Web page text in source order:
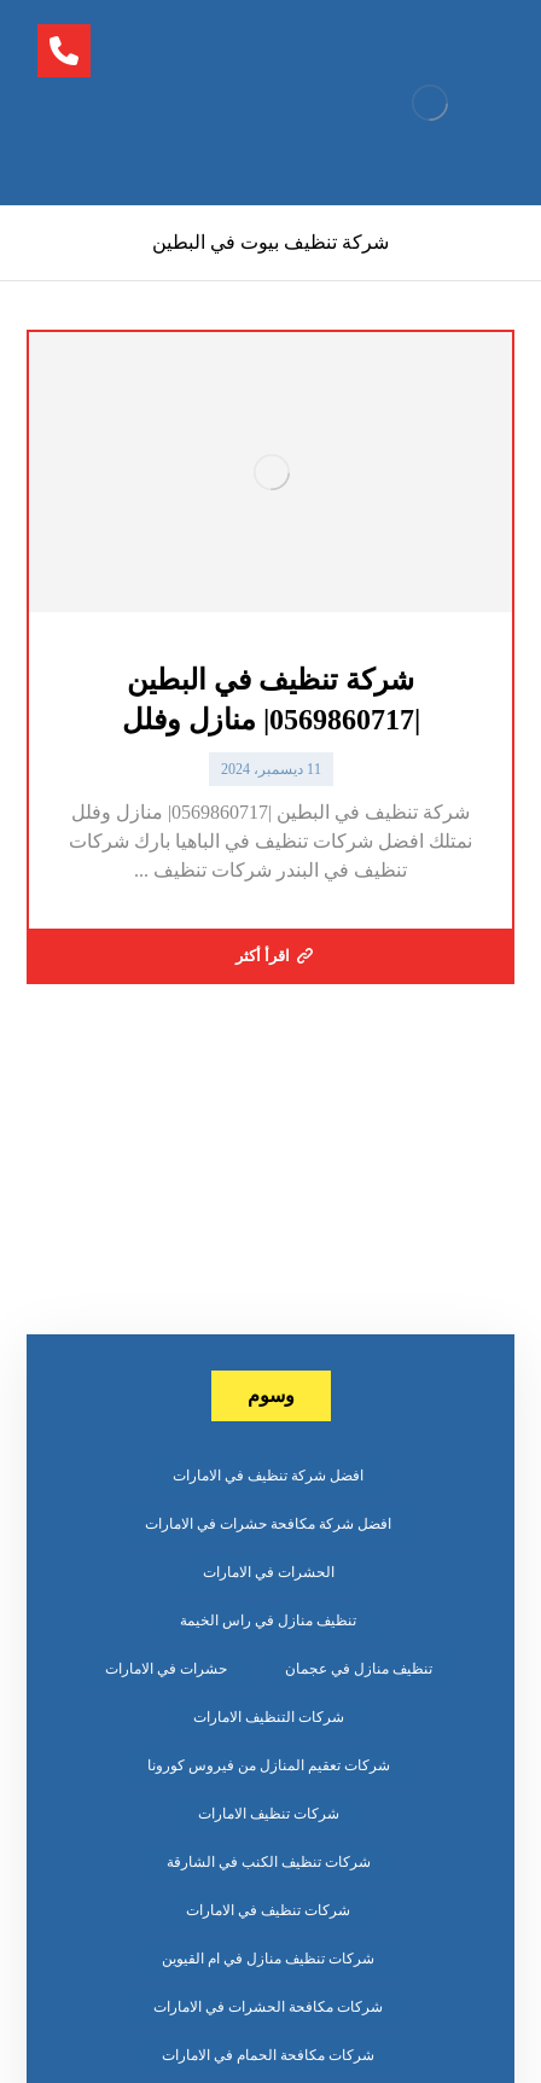
شركة تنظيف بيوت في البطين
شركة تنظيف في البطين
|0569860717| منازل وفلل
11 ديسمبر، 2024
شركة تنظيف في البطين |0569860717| منازل وفلل
نمتلك افضل شركات تنظيف في الباهيا بارك شركات
تنظيف في البندر شركات تنظيف ...
اقرأ أكثر
وسوم
افضل شركة تنظيف في الامارات
افضل شركة مكافحة حشرات في الامارات
الحشرات في الامارات
تنظيف منازل في راس الخيمة
تنظيف منازل في عجمان حشرات في الامارات
شركات التنظيف الامارات
شركات تعقيم المنازل من فيروس كورونا
شركات تنظيف الامارات
شركات تنظيف الكنب في الشارقة
شركات تنظيف في الامارات
شركات تنظيف منازل في ام القيوين
شركات مكافحة الحشرات في الامارات
شركات مكافحة الحمام في الامارات